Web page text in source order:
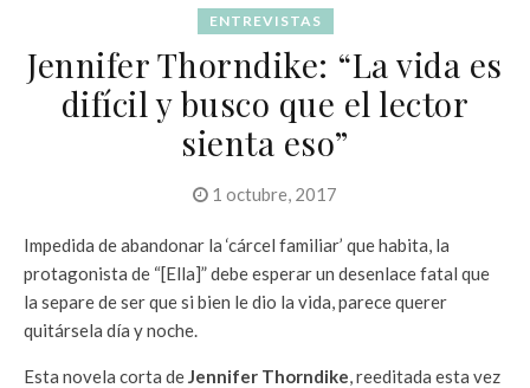
ENTREVISTAS
Jennifer Thorndike: “La vida es
difícil y busco que el lector
sienta eso”
1 octubre, 2017
Impedida de abandonar la ‘cárcel familiar’ que habita, la
protagonista de “[Ella]” debe esperar un desenlace fatal que
la separe de ser que si bien le dio la vida, parece querer
quitársela día y noche.
Esta novela corta deJennifer Thorndike, reeditada esta vez